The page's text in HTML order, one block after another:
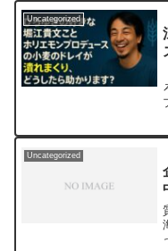
Uncategorized
Uncategorized